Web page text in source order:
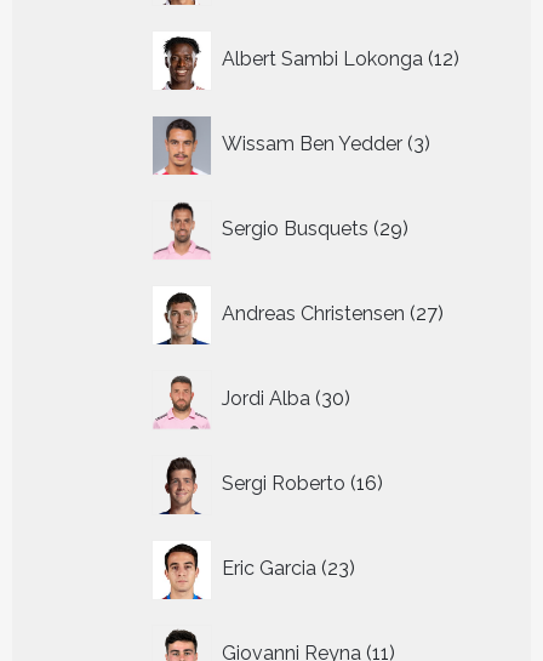
Albert Sambi Lokonga 12
Wissam Ben Yedder 3
producten
Sergio Busquets 29
producten
Andreas Christensen 27
producten
Jordi Alba 30
producten
Sergi Roberto 16
producten
Eric Garcia 23
producten
Giovanni Reyna 11